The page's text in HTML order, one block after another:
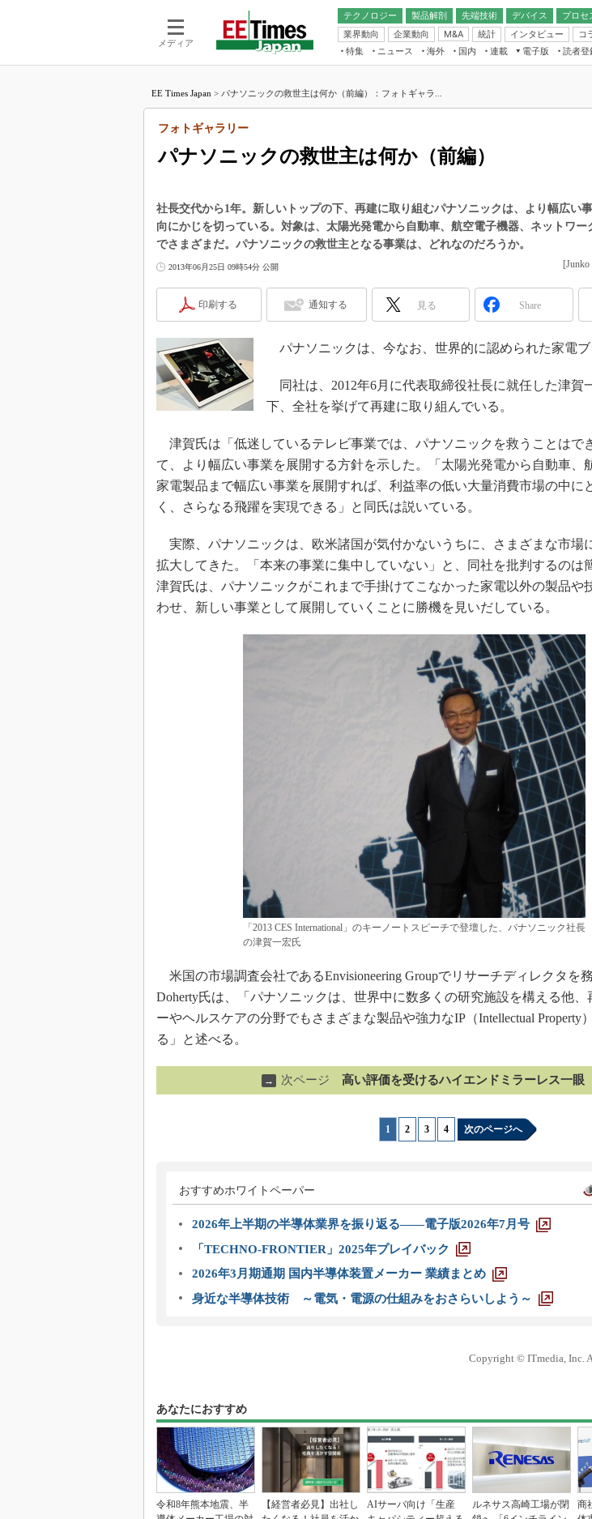
メディア
テクノロジー 製品解剖
先端技術
電池／エネルギー
デバイス
アナログ
マイコン
プロセ
業界動向
企業動向 M&A 統計 インタビュー コ
フィジカルAI
読者調査（EE Times Research）
IoT
電源設計（EDN Japan）
特集 ニュース 海外 国内
連載
福田昭のデバイス通信
大山聡の業界スコープ
大原雄介のエレ・組み込みプレイバ
リタイア直前エンジニアの社会人大
学漂流記
世界を「数字」で回してみよう
この10年で起こったこと、次の10年
で起こること
製品分解で探るアジアの新トレンド
“異端児エンジニア”が仕掛けた社内
改革、執念の180日
JASA発IoT通信
IHSアナリスト「未来展望」
「英語に愛されないエンジニア」の
電子版
電子ブックレット
読者登
EE Times Japan > パナソニックの救世主は何か（前編）：フォトギャラ...
パナソニックの救世主は何か（前編）
フォトギャラリー
社長交代から1年。新しいトップの下、再建に取り組むパナソニックは、より幅広い
向にかじを切っている。対象は、太陽光発電から自動車、航空電子機器、ネットワー
でさまざまだ。パナソニックの救世主となる事業は、どれなのだろうか。
2013年06月25日 09時54分 公開 [Junko
印刷する 通知する 見る Share
パナソニックは、今なお、世界的に認められた家電ブ
同社は、2012年6月に代表取締役社長に就任した津賀
下、全社を挙げて再建に取り組んでいる。
津賀氏は「低迷しているテレビ事業では、パナソニックを救うことはで
て、より幅広い事業を展開する方針を示した。「太陽光発電から自動車、
家電製品まで幅広い事業を展開すれば、利益率の低い大量消費市場の中に
く、さらなる飛躍を実現できる」と同氏は説いている。
実際、パナソニックは、欧米諸国が気付かないうちに、さまざまな市場
拡大してきた。「本来の事業に集中していない」と、同社を批判するのは
津賀氏は、パナソニックがこれまで手掛けてこなかった家電以外の製品や
わせ、新しい事業として展開していくことに勝機を見いだしている。
「2013 CES International」のキーノートスピーチで登壇した、パナソニック社長
の津賀一宏氏
米国の市場調査会社であるEnvisioneering Groupでリサーチディレクタを
Doherty氏は、「パナソニックは、世界中に数多くの研究施設を構える他、
ーやヘルスケアの分野でもさまざまな製品や強力なIP（Intellectual Property
る」と述べる。
→ 次ページ 高い評価を受けるハイエンドミラーレス一眼
1 2 3 4 次のページへ
おすすめホワイトペーパー
2026年上半期の半導体業界を振り返る――電子版2026年7月号
「TECHNO-FRONTIER」2025年プレイバック
2026年3月期通期 国内半導体装置メーカー 業績まとめ
身近な半導体技術 ～電気・電源の仕組みをおさらいしよう～
Copyright © ITmedia, Inc.
あなたにおすすめ
令和8年熊本地震、半
【経営者必見】出社し
AIサーバ向け「生産
ルネサス高崎工場が閉
商